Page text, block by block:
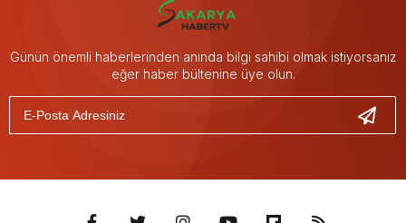
Günün önemli haberlerinden anında bilgi sahibi olmak istiyorsanız
eğer haber bültenine üye olun.